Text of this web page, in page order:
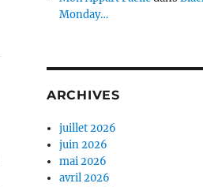
Monday…
ARCHIVES
juillet 2026
juin 2026
mai 2026
avril 2026